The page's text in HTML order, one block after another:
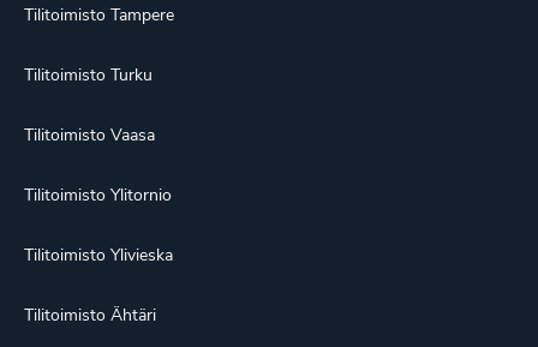
Tilitoimisto Tampere
Tilitoimisto Turku
Tilitoimisto Vaasa
Tilitoimisto Ylitornio
Tilitoimisto Ylivieska
Tilitoimisto Ähtäri